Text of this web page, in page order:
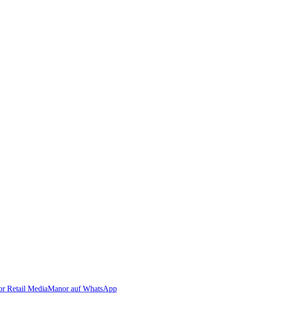
Retail MediaManor auf WhatsApp